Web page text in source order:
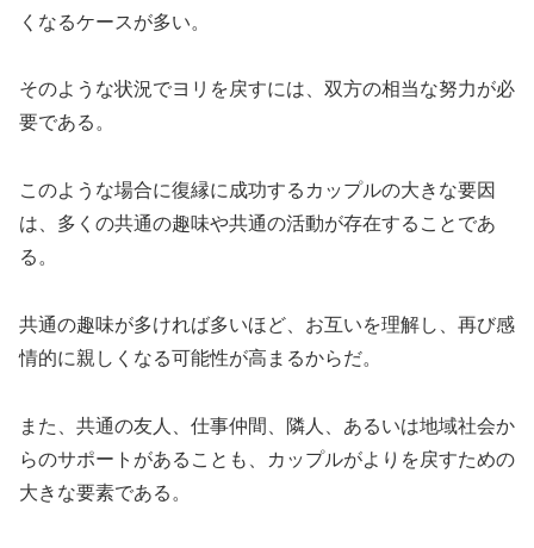
くなるケースが多い。
そのような状況でヨリを戻すには、双方の相当な努力が必
要である。
このような場合に復縁に成功するカップルの大きな要因
は、多くの共通の趣味や共通の活動が存在することであ
る。
共通の趣味が多ければ多いほど、お互いを理解し、再び感
情的に親しくなる可能性が高まるからだ。
また、共通の友人、仕事仲間、隣人、あるいは地域社会か
らのサポートがあることも、カップルがよりを戻すための
大きな要素である。